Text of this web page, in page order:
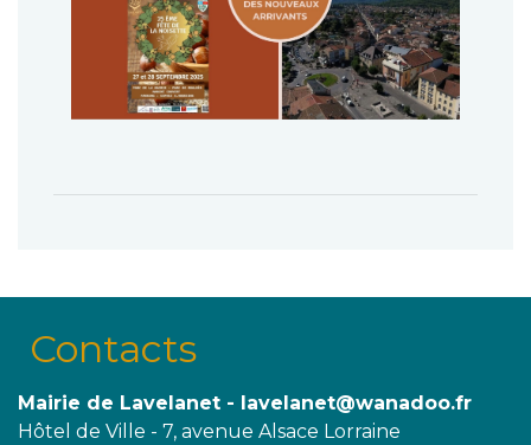
Contacts
Mairie de Lavelanet - lavelanet@wanadoo.fr
Hôtel de Ville - 7, avenue Alsace Lorraine